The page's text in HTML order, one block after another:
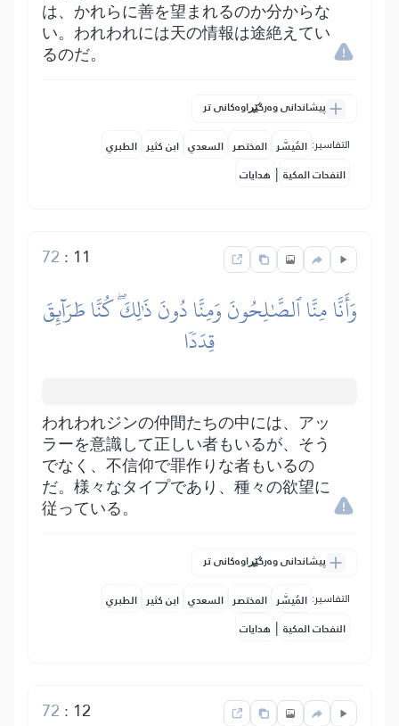
は、かれらに善を望まれるのか分からな
い。われわれには天の情報は途絶えてい
るのだ。
پیشاندانی وەرگێڕاوەکانی تر
التفاسير: المُيسَّر المختصر السعدي ابن كثير الطبري
النفحات المكية | هدايات
11
:
72
وَأَنَّا مِنَّا ٱلصَّٰلِحُونَ وَمِنَّا دُونَ ذَٰلِكَۖ كُنَّا طَرَآئِقَ
قِدَدٗا
われわれジンの仲間たちの中には、アッ
ラーを意識して正しい者もいるが、そう
でなく、不信仰で罪作りな者もいるの
だ。様々なタイプであり、種々の欲望に
従っている。
پیشاندانی وەرگێڕاوەکانی تر
التفاسير: المُيسَّر المختصر السعدي ابن كثير الطبري
النفحات المكية | هدايات
12
:
72